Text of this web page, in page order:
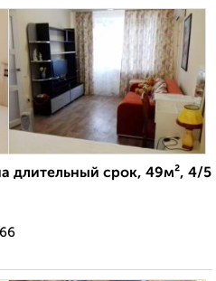
длительный срок, 49м², 4/5